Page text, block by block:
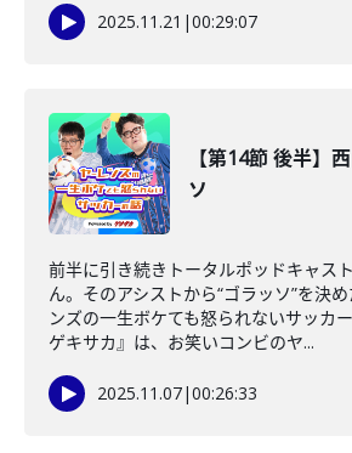
2025.11.21 |00:29:07
【第14節 後半】
ソ
前半に引き続きトータルポッドキャス
ん。そのアシストから“ゴラッソ”を決
ンズの一生ボケても怒られないサッカ
ゲキサカ』は、お笑いコンビのヤ...
2025.11.07|00:26:33